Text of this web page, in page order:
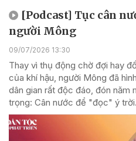
[Podcast] Tục cân
người Mông
09/07/2026 13:30
Thay vì thụ động chờ đợi hay
của khí hậu, người Mông đã
dân gian rất độc đáo, đón năm
trọng: Cân nước để "đọc" ý trời.